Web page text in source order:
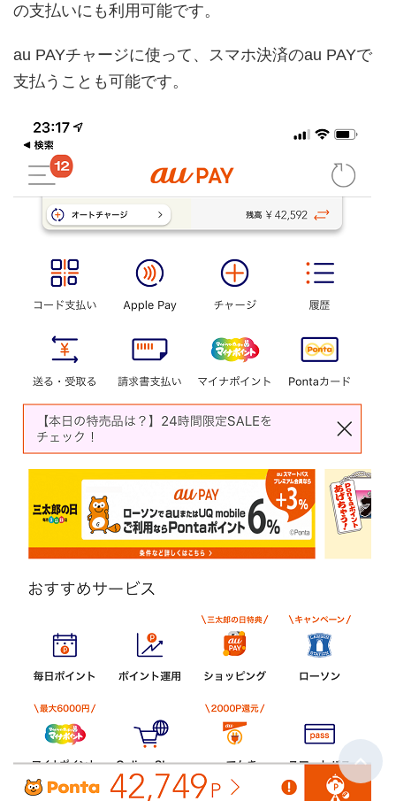
の支払いにも利用可能です。
au PAYチャージに使って、スマホ決済のau PAYで
支払うことも可能です。